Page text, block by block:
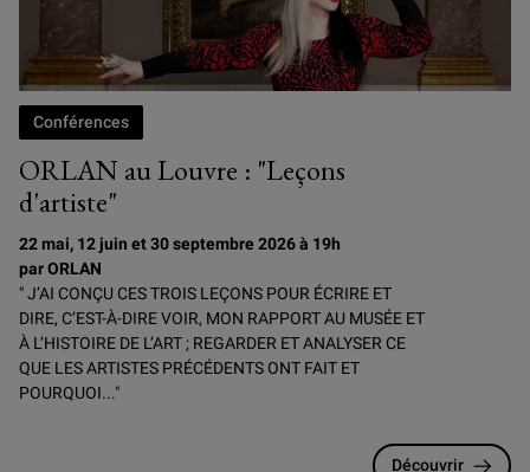
ORLAN au Louvre : "Leçons
d'artiste"
Conférences
22 mai, 12 juin et 30 septembre 2026 à 19h
par ORLAN
" J’AI CONÇU CES TROIS LEÇONS POUR ÉCRIRE ET
DIRE, C’EST-À-DIRE VOIR, MON RAPPORT AU MUSÉE ET
À L’HISTOIRE DE L’ART ; REGARDER ET ANALYSER CE
QUE LES ARTISTES PRÉCÉDENTS ONT FAIT ET
POURQUOI..."
Découvrir